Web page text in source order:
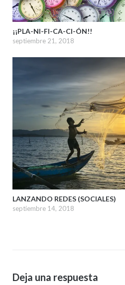
¡¡PLA-NI-FI-CA-CI-ÓN!!
septiembre 21, 2018
LANZANDO REDES (SOCIALES)
septiembre 14, 2018
Deja una respuesta